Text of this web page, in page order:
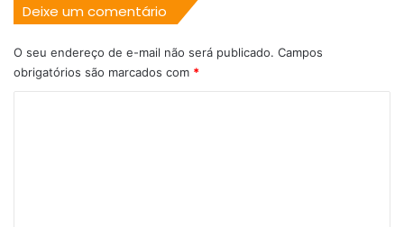
Deixe um comentário
O seu endereço de e-mail não será publicado. Campos
obrigatórios são marcados com *